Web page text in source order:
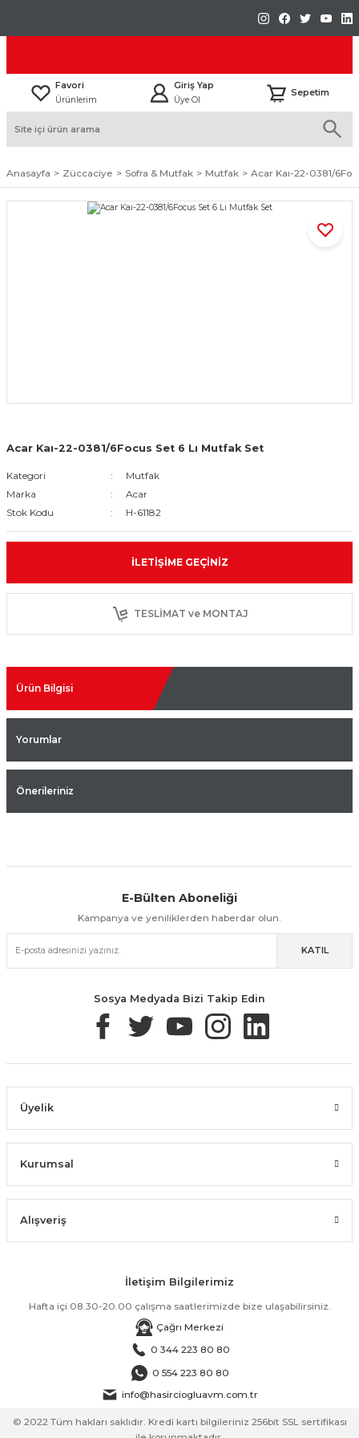
Favori
Ürünlerim
Giriş Yap
Üye Ol
Sepetim
Anasayfa Züccaciye Sofra & Mutfak Mutfak Acar Kaı-22-0381/
Acar Kaı-22-0381/6Focus Set 6 Lı Mutfak Set
Kategori
Mutfak
Marka
Acar
Stok Kodu
H-61182
İLETIŞIME GEÇINIZ
TESLİMAT ve MONTAJ
Ürün Bilgisi
Yorumlar
Önerileriniz
Kolay İade & Değişim Güvenli Alışveriş
Güvenli Paketleme Taksit / Havale İle Alışveriş Kolay İade & Değişim
E-Bülten Aboneliği
Kampanya ve yeniliklerden haberdar olun.
KATIL
Sosya Medyada Bizi Takip Edin
Üyelik
Kurumsal
Alışveriş
İletişim Bilgilerimiz
Hafta içi 08.30-20.00 çalışma saatlerimizde bize ulaşabilirsiniz.
Çağrı Merkezi
0 344 223 80 80
0 554 223 80 80
info@hasirciogluavm.com.tr
© 2022 Tüm hakları saklıdır. Kredi kartı bilgileriniz 256bit SSL sertifikası